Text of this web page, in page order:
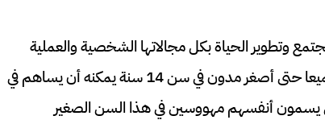
وتطوير الحياة بكل مجالاتها الشخصية والعملية
والتعليمية، أما عن التدمير والتخريب فهذا ما نحترفه جميعا حتى أصغر مدون في سن 14 سنة يمكنه أن يساهم في
أنفسهم مهووسين في هذا السن الصغير